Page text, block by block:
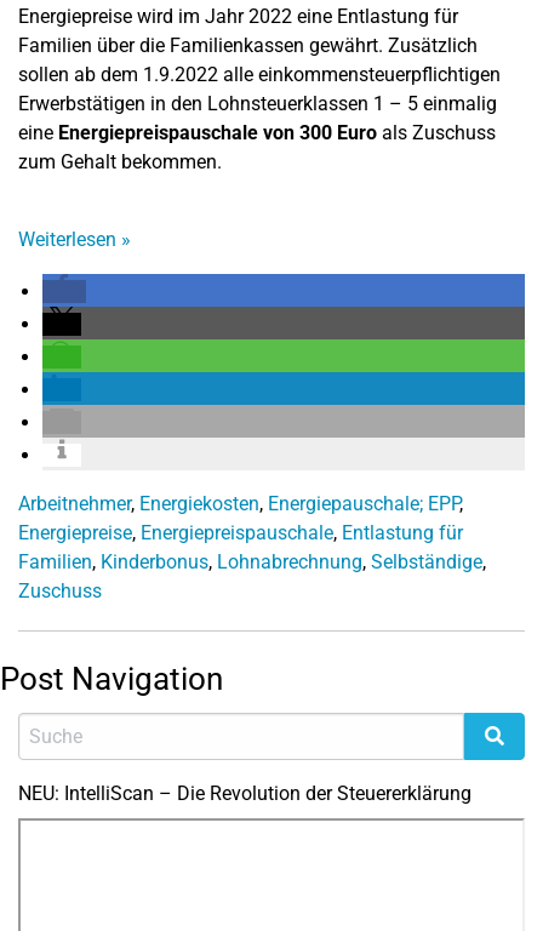
Energiepreise wird im Jahr 2022 eine Entlastung für
Familien über die Familienkassen gewährt. Zusätzlich
sollen ab dem 1.9.2022 alle einkommensteuerpflichtigen
Erwerbstätigen in den Lohnsteuerklassen 1 – 5 einmalig
eine Energiepreispauschale von 300 Euro als Zuschuss
zum Gehalt bekommen.
Weiterlesen »
Arbeitnehmer, Energiekosten, Energiepauschale; EPP,
Energiepreise, Energiepreispauschale, Entlastung für
Familien, Kinderbonus, Lohnabrechnung, Selbständige,
Zuschuss
Post Navigation
NEU: IntelliScan – Die Revolution der Steuererklärung